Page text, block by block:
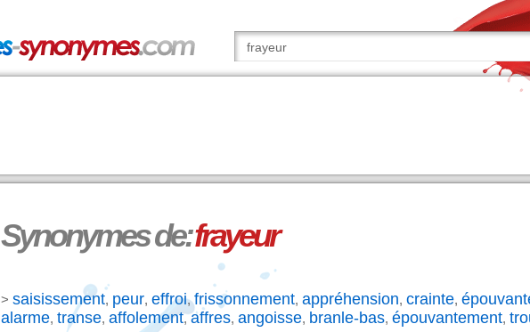
Synonymes de:frayeur
> saisissement, peur, effroi,frissonnement, appréhension, crainte,
alarme, transe, affolement,affres, angoisse, branle-bas, épouvantement,